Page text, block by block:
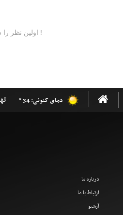
دمای کنونی: 34 °
درباره ما
ارتباط با ما
آرشیو